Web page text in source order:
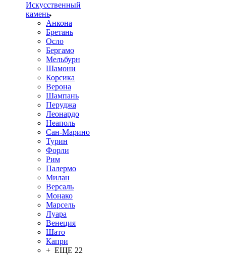
Искусственный
камень
Анкона
Бретань
Осло
Бергамо
Мельбурн
Шамони
Корсика
Верона
Шампань
Перуджа
Леонардо
Неаполь
Сан-Марино
Турин
Форли
Рим
Палермо
Милан
Версаль
Монако
Марсель
Луара
Венеция
Шато
Капри
+ ЕЩЕ 22